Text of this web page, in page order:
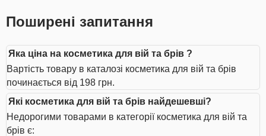
Поширені запитання
Яка ціна на косметика для вій та брів ?
Вартість товару в каталозі косметика для вій та брів
починається від 198 грн.
Які косметика для вій та брів найдешевші?
Недорогими товарами в категорії косметика для вій та
брів є: